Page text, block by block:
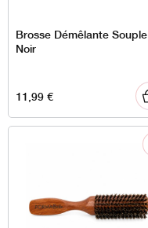
Brosse Démêlante Souple
Noir
11,99€